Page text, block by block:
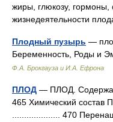
жиры, глюкозу, гормоны,
жизнедеятельности
Плодный пузырь —
Беременность, Роды и
Ф.А. Брокгауза и И.А. Ефрона
ПЛОД — ПЛОД.
465 Химический состав
.................... 470